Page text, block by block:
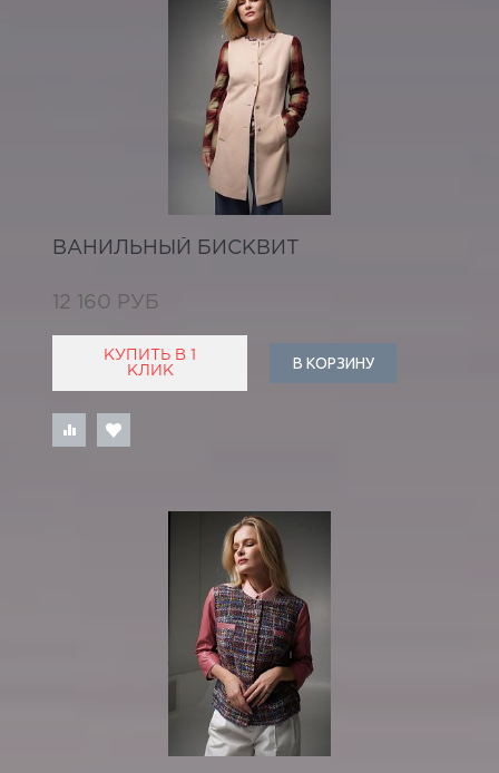
ВАНИЛЬНЫЙ БИСКВИТ
12 160 РУБ
КУПИТЬ В 1
КЛИК
В КОРЗИНУ